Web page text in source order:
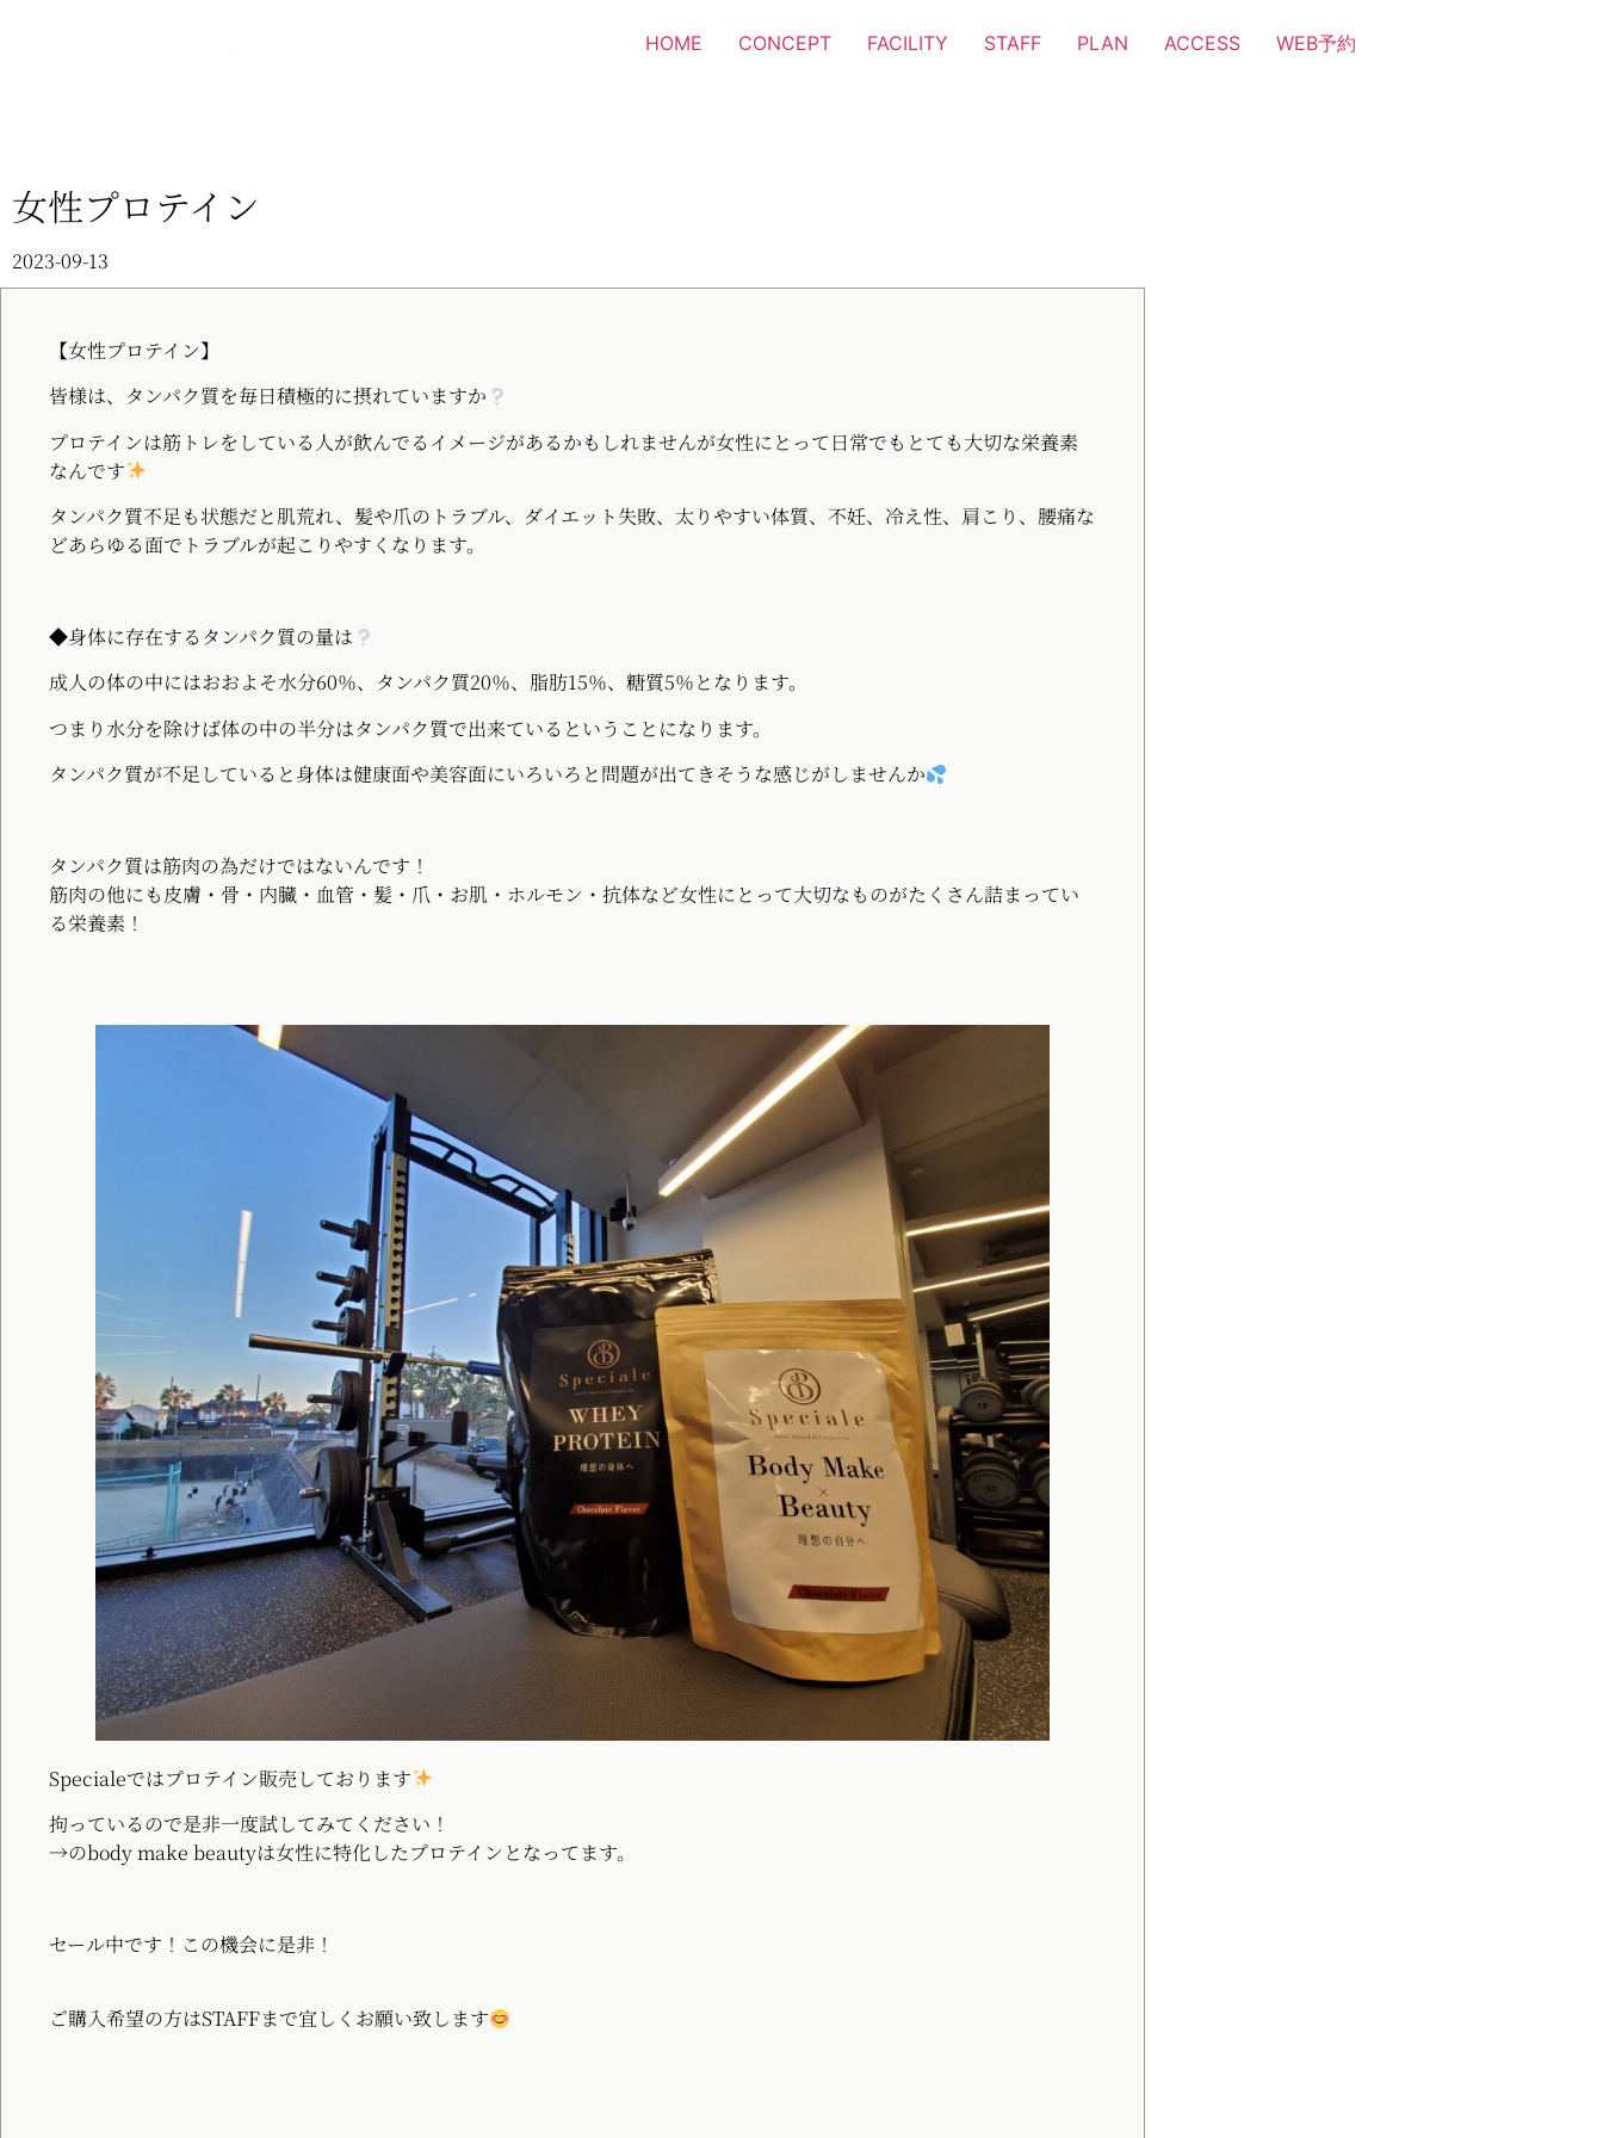
HOME CONCEPT FACILITY STAFF PLAN ACCESS WEB予約
女性プロテイン
2023-09-13
【女性プロテイン】
皆様は、タンパク質を毎日積極的に摂れていますか
プロテインは筋トレをしている人が飲んでるイメージがあるかもしれませんが女性にとって日常でもとても大切な栄養素
なんです
タンパク質不足も状態だと肌荒れ、髪や爪のトラブル、ダイエット失敗、太りやすい体質、不妊、冷え性、肩こり、腰痛な
どあらゆる面でトラブルが起こりやすくなります。
◆身体に存在するタンパク質の量は
成人の体の中にはおおよそ水分60％、タンパク質20％、脂肪15％、糖質5％となります。
つまり水分を除けば体の中の半分はタンパク質で出来ているということになります。
タンパク質が不足していると身体は健康面や美容面にいろいろと問題が出てきそうな感じがしませんか
タンパク質は筋肉の為だけではないんです！
筋肉の他にも皮膚・骨・内臓・血管・髪・爪・お肌・ホルモン・抗体など女性にとって大切なものがたくさん詰まってい
る栄養素！
Specialeではプロテイン販売しております
拘っているので是非一度試してみてください！
→のbody make beautyは女性に特化したプロテインとなってます。
セール中です！この機会に是非！
ご購入希望の方はSTAFFまで宜しくお願い致します